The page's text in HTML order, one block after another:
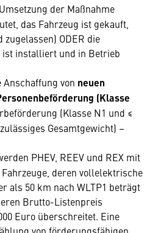
Umsetzung der Maßnahme
das Fahrzeug ist gekauft,
ODER die
installiert und in Betrieb
von neuen
(Klasse
(Klasse N1 und ≤
Gesamtgewicht) –
PHEV, REEV und REX mit
deren vollelektrische
als 50 km nach WLTP1 beträgt
Brutto-Listenpreis
Euro überschreitet. Eine